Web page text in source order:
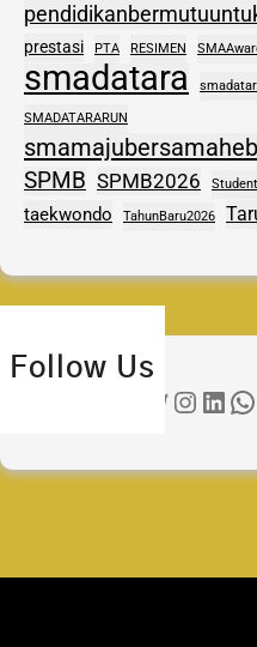
prestasi PTA RESIMEN
smadatara
SMADATARARUN
SPMB SPMB2026
taekwondo TahunBaru2026
Follow Us
Instagram LinkedIn WhatsApp